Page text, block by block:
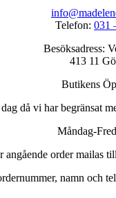
Telefon: 031
Besöksadress:
413 11
Butikens
då vi har begränsat
Måndag-
angående order mailas till
namn och